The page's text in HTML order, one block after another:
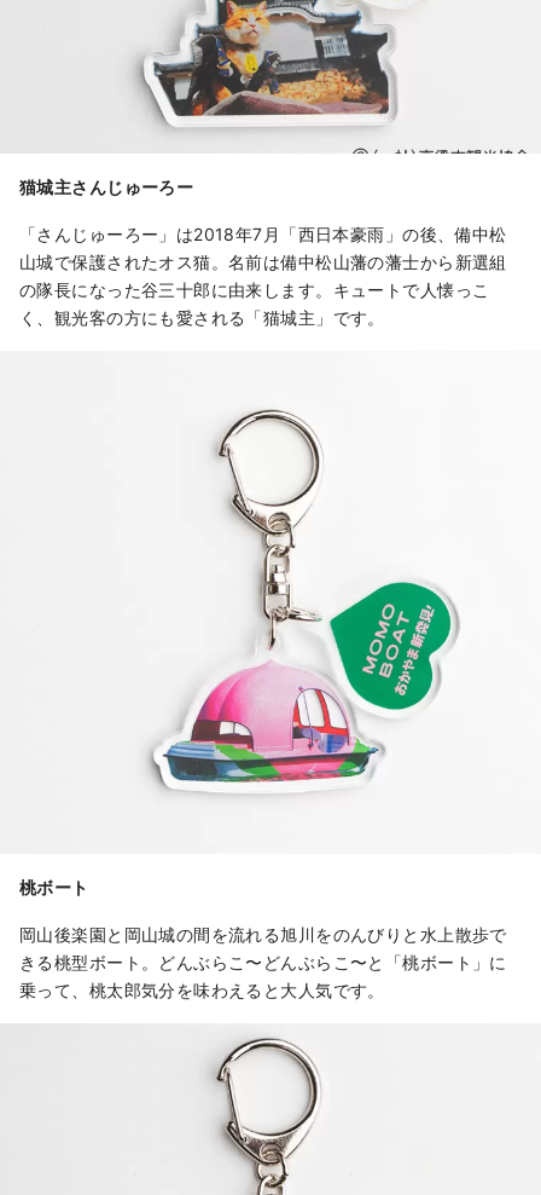
猫城主さんじゅーろー
「さんじゅーろー」は2018年7月「西日本豪雨」の後、備中松
山城で保護されたオス猫。名前は備中松山藩の藩士から新選組
の隊長になった谷三十郎に由来します。キュートで人懐っこ
く、観光客の方にも愛される「猫城主」です。
桃ボート
岡山後楽園と岡山城の間を流れる旭川をのんびりと水上散歩で
きる桃型ボート。どんぶらこ〜どんぶらこ〜と「桃ボート」に
乗って、桃太郎気分を味わえると大人気です。